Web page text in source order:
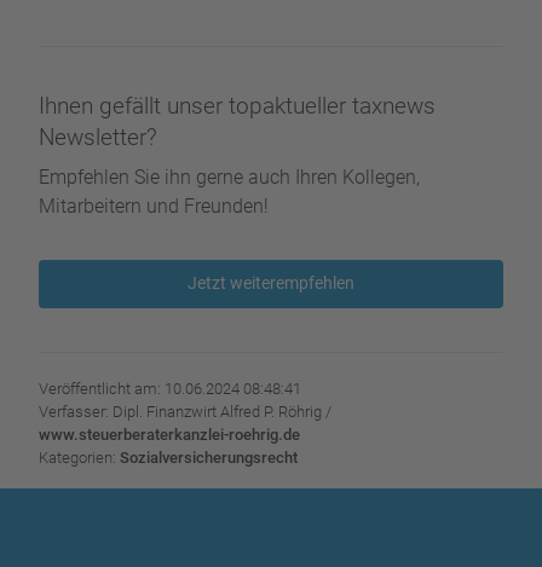
Ihnen gefällt unser topaktueller taxnews
Newsletter?
Empfehlen Sie ihn gerne auch Ihren Kollegen,
Mitarbeitern und Freunden!
Jetzt weiterempfehlen
Veröffentlicht am: 10.06.2024 08:48:41
Verfasser: Dipl. Finanzwirt Alfred P. Röhrig /
www.steuerberaterkanzlei-roehrig.de
Kategorien: Sozialversicherungsrecht